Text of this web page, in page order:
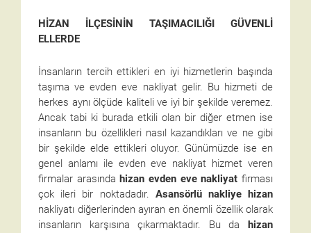
HİZAN İLÇESİNİN TAŞIMACILIĞI GÜVENLİ
ELLERDE
İnsanların tercih ettikleri en iyi hizmetlerin başında
taşıma ve evden eve nakliyat gelir. Bu hizmeti de
herkes aynı ölçüde kaliteli ve iyi bir şekilde veremez.
Ancak tabi ki burada etkili olan bir diğer etmen ise
insanların bu özellikleri nasıl kazandıkları ve ne gibi
bir şekilde elde ettikleri oluyor. Günümüzde ise en
genel anlamı ile evden eve nakliyat hizmet veren
firmalar arasındahizan evden eve nakliyat firması
çok ileri bir noktadadır. Asansörlü nakliye hizan
nakliyatı diğerlerinden ayıran en önemli özellik olarak
insanların karşısına çıkarmaktadır. Bu da hizan